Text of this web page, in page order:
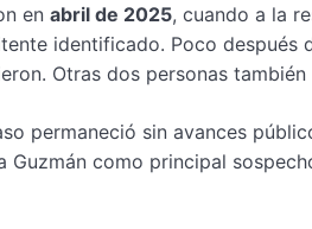
en abril de 2025, cuando a la
identificado. Poco después
Otras dos personas
permaneció sin avances
Guzmán como principal